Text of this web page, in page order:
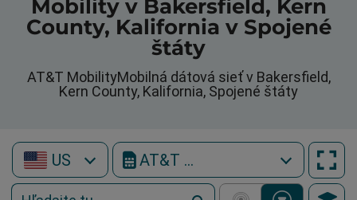
Mobility v Bakersfield, Kern
County, Kalifornia v Spojené
štáty
AT&T MobilityMobilná dátová sieť v Bakersfield,
Kern County, Kalifornia, Spojené štáty
US AT&T Mobility